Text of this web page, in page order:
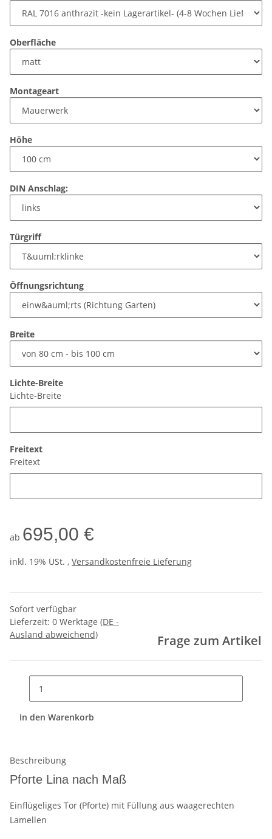
Oberfläche
Montageart
Höhe
DIN Anschlag:
Türgriff
Öffnungsrichtung
Breite
Lichte-Breite
Lichte-Breite
Freitext
Freitext
ab 695,00 €
inkl. 19% USt. , Versandkostenfreie Lieferung
Sofort verfügbar
Lieferzeit: 0 Werktage (DE -
Ausland abweichend)
Frage zum Artikel
In den Warenkorb
Beschreibung
Pforte Lina nach Maß
Einflügeliges Tor (Pforte) mit Füllung aus waagerechten
Lamellen